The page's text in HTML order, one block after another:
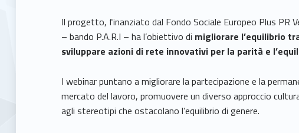
Il progetto, finanziato dal Fondo Sociale Europeo Plus PR
– bando P.A.R.I – ha l’obiettivo di migliorare l’equilibrio
sviluppare azioni di rete innovativi per la parità e
I webinar puntano a migliorare la partecipazione e la
mercato del lavoro, promuovere un diverso approccio
agli stereotipi che ostacolano l’equilibrio di genere.